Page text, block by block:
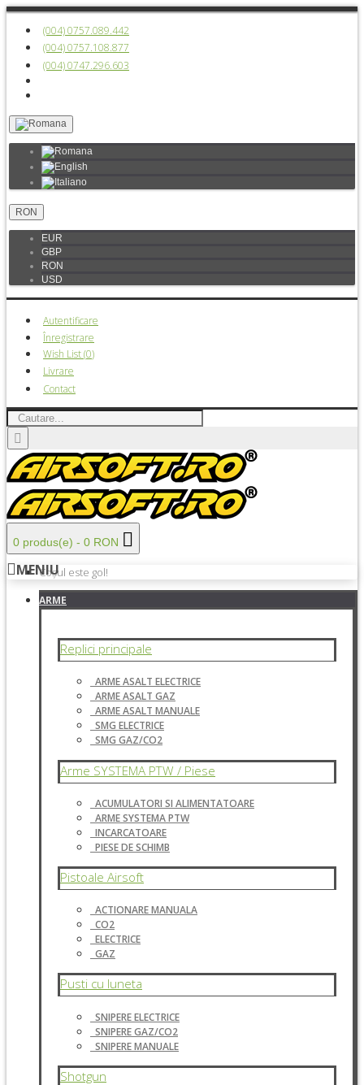
(004) 0757.089.442
(004) 0757.108.877
(004) 0747.296.603
RON
EUR
GBP
RON
USD
Autentificare
Înregistrare
Wish List (0)
Livrare
Contact
0 produs(e) - 0 RON
Coșul este gol!
MENIU
ARME
Replici principale
ARME ASALT ELECTRICE
ARME ASALT GAZ
ARME ASALT MANUALE
SMG ELECTRICE
SMG GAZ/CO2
Arme SYSTEMA PTW / Piese
ACUMULATORI SI ALIMENTATOARE
ARME SYSTEMA PTW
INCARCATOARE
PIESE DE SCHIMB
Pistoale Airsoft
ACTIONARE MANUALA
CO2
ELECTRICE
GAZ
Pusti cu luneta
SNIPERE ELECTRICE
SNIPERE GAZ/CO2
SNIPERE MANUALE
Shotgun